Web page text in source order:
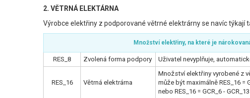
2. VĚTRNÁ ELEKTÁRNA
Výrobce elektřiny z podporované větrné elektrárny se navíc týkají
Množství elektřiny, na které je
RES_8 Zvolená forma podpory Uživatel nevyplňuje,
RES_16 Větrná elektrárna
Množství elektřiny vyrobené z
může být maximálně RES_16 =
nebo RES_16 = GCR_6 -